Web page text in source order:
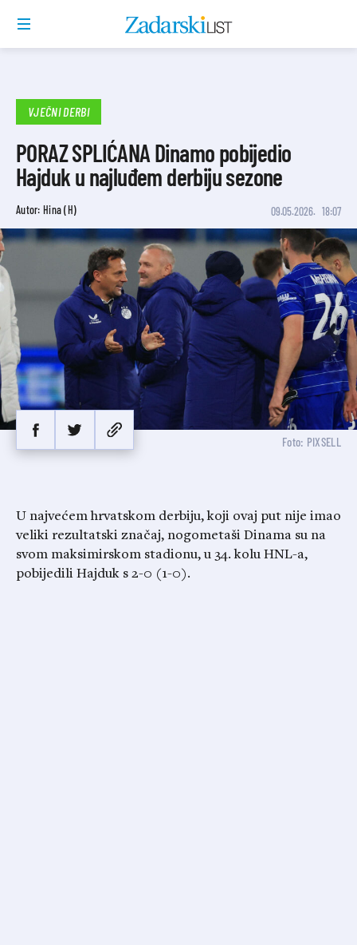
VJEČNI DERBI
PORAZ SPLIĆANA Dinamo pobijedio
Hajduk u najluđem derbiju sezone
Autor: Hina (H) 09.05.2026. 18:07
Foto: PIXSELL
U najvećem hrvatskom derbiju, koji ovaj put nije imao
veliki rezultatski značaj, nogometaši Dinama su na
svom maksimirskom stadionu, u 34. kolu HNL-a,
pobijedili Hajduk s 2-0 (1-0).